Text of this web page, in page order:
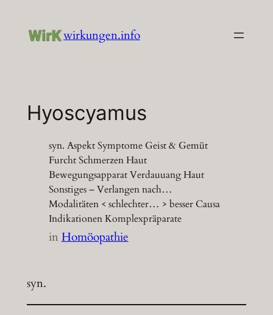
Inhalt
wirkungen.info
Hyoscyamus
syn. Aspekt Symptome Geist & Gemüt
Furcht Schmerzen Haut
Bewegungsapparat Verdauuang Haut
Sonstiges – Verlangen nach…
Modalitäten < schlechter… > besser Causa
Indikationen Komplexpräparate
inHomöopathie
syn.